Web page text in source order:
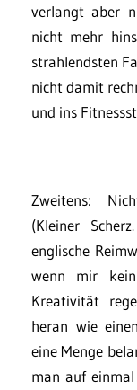
verlangt aber
nicht mehr
strahlendsten
nicht damit
und ins
Zweitens:
(Kleiner
englische
wenn mir
Kreativität
heran wie
eine Menge
man auf